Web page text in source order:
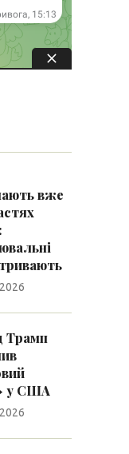
вже
Трамп
у США